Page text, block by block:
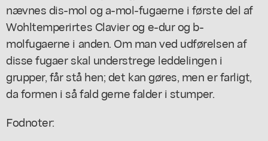
nævnes dis-mol og a-mol-fugaerne i første del af
Wohltemperirtes Clavier og e-dur og b-
molfugaerne i anden. Om man ved udførelsen af
disse fugaer skal understrege leddelingen i
grupper, får stå hen; det kan gøres, men er farligt,
da formen i så fald gerne falder i stumper.
Fodnoter: